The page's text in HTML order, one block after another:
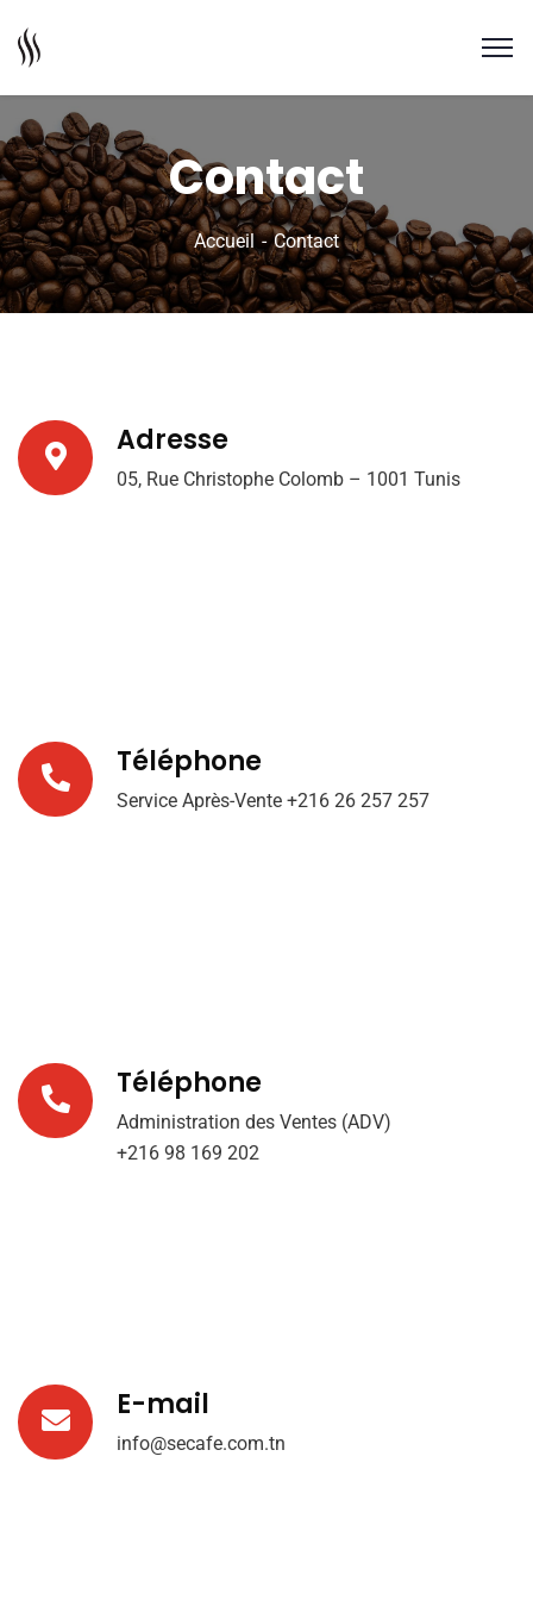
Contact
Accueil Contact
Adresse
05, Rue Christophe Colomb – 1001 Tunis
Téléphone
Service Après-Vente +216 26 257 257
Téléphone
Administration des Ventes (ADV)
+216 98 169 202
E-mail
info@secafe.com.tn